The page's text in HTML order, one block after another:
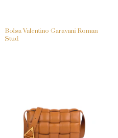
Bolsa Valentino Garavani Roman
Stud